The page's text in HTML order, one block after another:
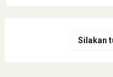
Silakan